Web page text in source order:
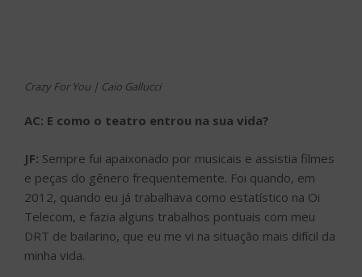
Crazy For You | Caio Gallucci
AC: E como o teatro entrou na sua vida?
JF: Sempre fui apaixonado por musicais e assistia filmes
e peças do gênero frequentemente. Foi quando, em
2012, quando eu já trabalhava como estatístico na Oi
Telecom, e fazia alguns trabalhos pontuais com meu
DRT de bailarino, que eu me vi na situação mais difícil da
minha vida.